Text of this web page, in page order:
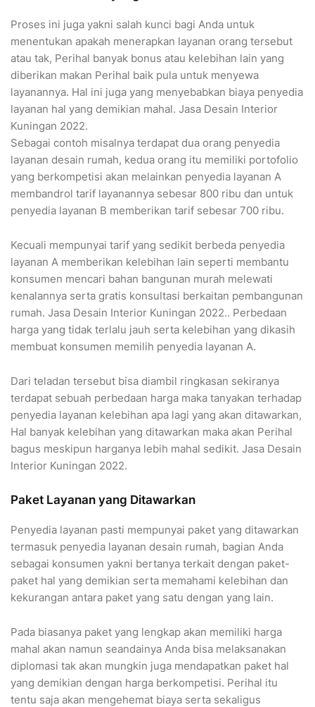
Proses ini juga yakni salah kunci bagi Anda untuk
menentukan apakah menerapkan layanan orang tersebut
atau tak, Perihal banyak bonus atau kelebihan lain yang
diberikan makan Perihal baik pula untuk menyewa
layanannya. Hal ini juga yang menyebabkan biaya penyedia
layanan hal yang demikian mahal. Jasa Desain Interior
Kuningan 2022.
Sebagai contoh misalnya terdapat dua orang penyedia
layanan desain rumah, kedua orang itu memiliki portofolio
yang berkompetisi akan melainkan penyedia layanan A
membandrol tarif layanannya sebesar 800 ribu dan untuk
penyedia layanan B memberikan tarif sebesar 700 ribu.
Kecuali mempunyai tarif yang sedikit berbeda penyedia
layanan A memberikan kelebihan lain seperti membantu
konsumen mencari bahan bangunan murah melewati
kenalannya serta gratis konsultasi berkaitan pembangunan
rumah. Jasa Desain Interior Kuningan 2022.. Perbedaan
harga yang tidak terlalu jauh serta kelebihan yang dikasih
membuat konsumen memilih penyedia layanan A.
Dari teladan tersebut bisa diambil ringkasan sekiranya
terdapat sebuah perbedaan harga maka tanyakan terhadap
penyedia layanan kelebihan apa lagi yang akan ditawarkan,
Hal banyak kelebihan yang ditawarkan maka akan Perihal
bagus meskipun harganya lebih mahal sedikit. Jasa Desain
Interior Kuningan 2022.
Paket Layanan yang Ditawarkan
Penyedia layanan pasti mempunyai paket yang ditawarkan
termasuk penyedia layanan desain rumah, bagian Anda
sebagai konsumen yakni bertanya terkait dengan paket-
paket hal yang demikian serta memahami kelebihan dan
kekurangan antara paket yang satu dengan yang lain.
Pada biasanya paket yang lengkap akan memiliki harga
mahal akan namun seandainya Anda bisa melaksanakan
diplomasi tak akan mungkin juga mendapatkan paket hal
yang demikian dengan harga berkompetisi. Perihal itu
tentu saja akan mengehemat biaya serta sekaligus